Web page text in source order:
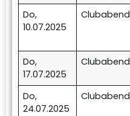
Do,
10.07.2025
Clubabend
Do,
17.07.2025
Clubabend
Do,
24.07.2025
Clubabend